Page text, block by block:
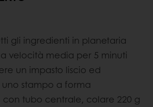
gli ingredienti in planetaria
velocità media per 5 minuti
un impasto liscio ed
stampo a forma
tubo centrale, colare 220 g